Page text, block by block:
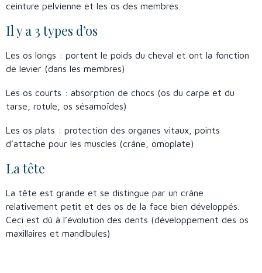
ceinture pelvienne et les os des membres.
Il y a 3 types d’os
Les os longs : portent le poids du cheval et ont la fonction
de levier (dans les membres)
Les os courts : absorption de chocs (os du carpe et du
tarse, rotule, os sésamoïdes)
Les os plats : protection des organes vitaux, points
d’attache pour les muscles (crâne, omoplate)
La tête
La tête est grande et se distingue par un crâne
relativement petit et des os de la face bien développés.
Ceci est dû à l’évolution des dents (développement des os
maxillaires et mandibules)